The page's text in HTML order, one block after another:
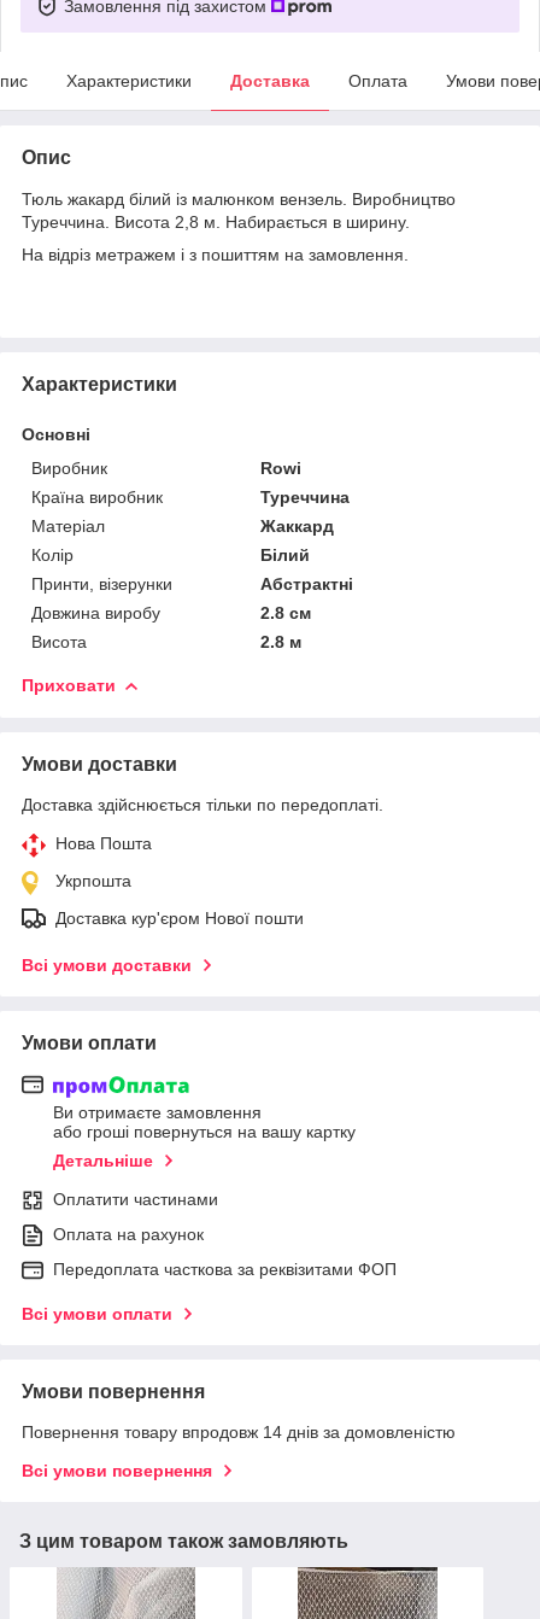
Замовлення під захистом
Характеристики Доставка Оплата Умови
Опис
Тюль жакард білий із малюнком вензель. Виробництво
Туреччина. Висота 2,8 м. Набирається в ширину.
На відріз метражем і з пошиттям на замовлення.
Характеристики
Основні
Виробник
Rowi
Країна виробник
Туреччина
Матеріал
Жаккард
Колір
Білий
Принти, візерунки
Абстрактні
Довжина виробу
2.8 см
Висота
2.8 м
Приховати
Умови доставки
Доставка здійснюється тільки по передоплаті.
Нова Пошта
Укрпошта
Доставка кур'єром Нової пошти
Всі умови доставки
Умови оплати
Ви отримаєте замовлення
або гроші повернуться на вашу картку
Детальніше
Оплатити частинами
Оплата на рахунок
Передоплата часткова за реквізитами ФОП
Всі умови оплати
Умови повернення
Повернення товару впродовж 14 днів за домовленістю
Всі умови повернення
З цим товаром також замовляють